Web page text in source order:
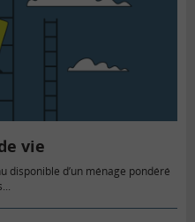
vie
disponible d’un ménage pondéré